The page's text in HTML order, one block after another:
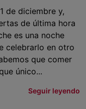
de diciembre y,
de última hora
es una noche
celebrarlo en otro
que comer
único...
Seguir leyendo